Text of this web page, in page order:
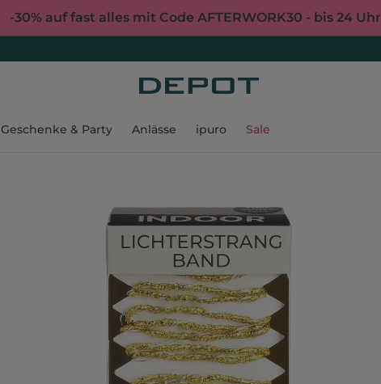
-30% auf fast alles mit Code AFTERWORK30 - bis 24 Uhr
Geschenke & Party Anlässe ipuro Sale